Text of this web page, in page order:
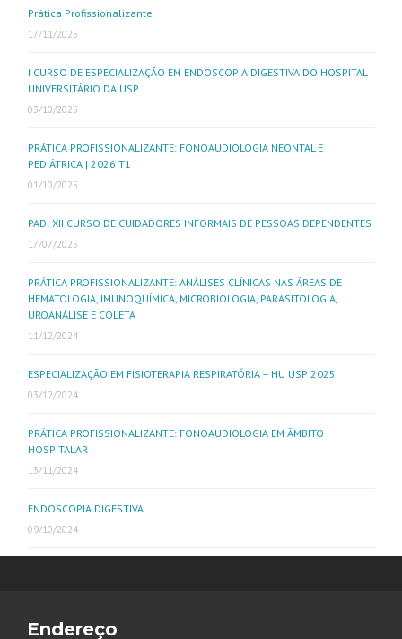
Prática Profissionalizante
17/11/2025
I CURSO DE ESPECIALIZAÇÃO EM ENDOSCOPIA DIGESTIVA DO HOSPITAL
UNIVERSITÁRIO DA USP
03/10/2025
PRÁTICA PROFISSIONALIZANTE: FONOAUDIOLOGIA NEONTAL E
PEDIÁTRICA | 2026 T1
01/10/2025
PAD: XII CURSO DE CUIDADORES INFORMAIS DE PESSOAS DEPENDENTES
17/07/2025
PRÁTICA PROFISSIONALIZANTE: ANÁLISES CLÍNICAS NAS ÁREAS DE
HEMATOLOGIA, IMUNOQUÍMICA, MICROBIOLOGIA, PARASITOLOGIA,
UROANÁLISE E COLETA
11/12/2024
ESPECIALIZAÇÃO EM FISIOTERAPIA RESPIRATÓRIA – HU USP 2025
03/12/2024
PRÁTICA PROFISSIONALIZANTE: FONOAUDIOLOGIA EM ÂMBITO
HOSPITALAR
13/11/2024
ENDOSCOPIA DIGESTIVA
09/10/2024
Endereço